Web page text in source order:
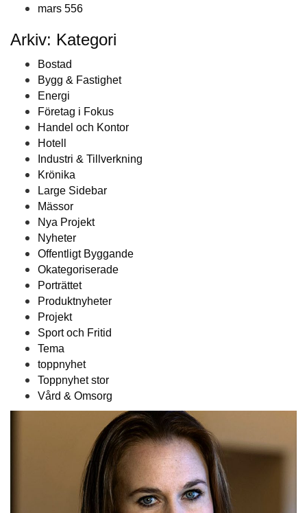
mars 556
Arkiv: Kategori
Bostad
Bygg & Fastighet
Energi
Företag i Fokus
Handel och Kontor
Hotell
Industri & Tillverkning
Krönika
Large Sidebar
Mässor
Nya Projekt
Nyheter
Offentligt Byggande
Okategoriserade
Porträttet
Produktnyheter
Projekt
Sport och Fritid
Tema
toppnyhet
Toppnyhet stor
Vård & Omsorg